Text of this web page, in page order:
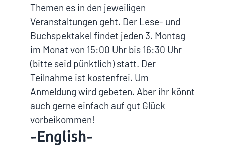
Themen es in den jeweiligen
Veranstaltungen geht. Der Lese- und
Buchspektakel findet jeden 3. Montag
im Monat von 15:00 Uhr bis 16:30 Uhr
(bitte seid pünktlich) statt. Der
Teilnahme ist kostenfrei. Um
Anmeldung wird gebeten. Aber ihr könnt
auch gerne einfach auf gut Glück
vorbeikommen!
-English-